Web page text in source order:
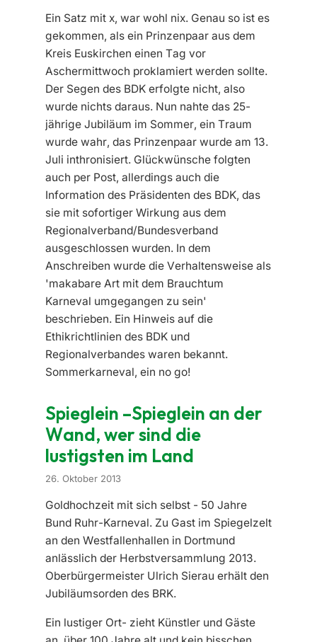
Ein Satz mit x, war wohl nix. Genau so ist es
gekommen, als ein Prinzenpaar aus dem
Kreis Euskirchen einen Tag vor
Aschermittwoch proklamiert werden sollte.
Der Segen des BDK erfolgte nicht, also
wurde nichts daraus. Nun nahte das 25-
jährige Jubiläum im Sommer, ein Traum
wurde wahr, das Prinzenpaar wurde am 13.
Juli inthronisiert. Glückwünsche folgten
auch per Post, allerdings auch die
Information des Präsidenten des BDK, das
sie mit sofortiger Wirkung aus dem
Regionalverband/Bundesverband
ausgeschlossen wurden. In dem
Anschreiben wurde die Verhaltensweise als
'makabare Art mit dem Brauchtum
Karneval umgegangen zu sein'
beschrieben. Ein Hinweis auf die
Ethikrichtlinien des BDK und
Regionalverbandes waren bekannt.
Sommerkarneval, ein no go!
Spieglein –Spieglein an der
Wand, wer sind die
lustigsten im Land
26. Oktober 2013
Goldhochzeit mit sich selbst - 50 Jahre
Bund Ruhr-Karneval. Zu Gast im Spiegelzelt
an den Westfallenhallen in Dortmund
anlässlich der Herbstversammlung 2013.
Oberbürgermeister Ulrich Sierau erhält den
Jubiläumsorden des BRK.
Ein lustiger Ort- zieht Künstler und Gäste